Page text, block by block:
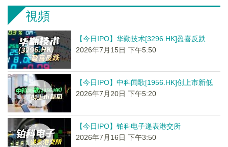
視頻
【今日IPO】华勤技术[3296.HK]盈喜反跌
2026年7月15日 下午5:50
【今日IPO】中科闻歌[1956.HK]创上市新低
2026年7月20日 下午5:20
【今日IPO】铂科电子递表港交所
2026年7月16日 下午3:50